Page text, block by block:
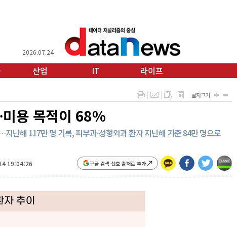
2026.07.24
산업 IT 라이프
용 목적이 68%
난해 117만 명 기록, 피부과·성형외과 환자 지난해 기준 84만 명으로
구글 검색 선호 출처로 추가
19:04:26
글자크기